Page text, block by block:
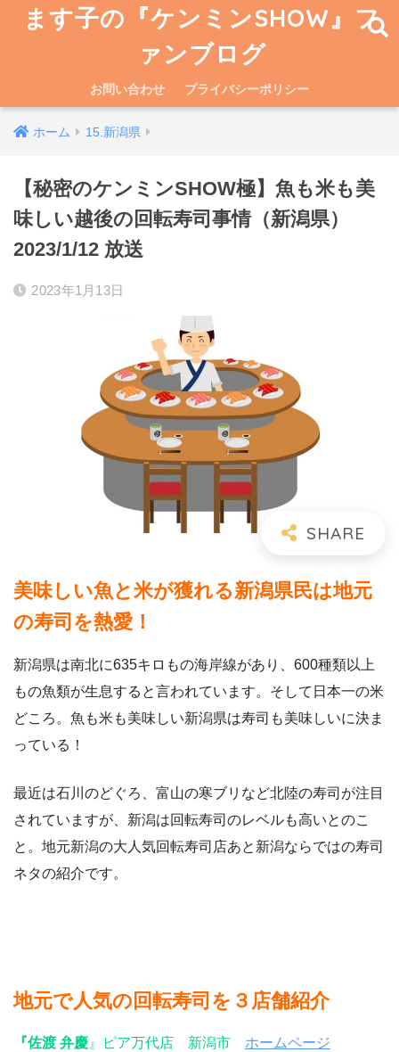
ます子の『ケンミンSHOW』フ
ァンブログ
お問い合わせ プライバシーポリシー
ホーム 15.新潟県
【秘密のケンミンSHOW極】魚も米も美
味しい越後の回転寿司事情（新潟県）
2023/1/12 放送
2023年1月13日
美味しい魚と米が獲れる新潟県民は地元
の寿司を熱愛！
新潟県は南北に635キロもの海岸線があり、600種類以上
もの魚類が生息すると言われています。そして日本一の米
どころ。魚も米も美味しい新潟県は寿司も美味しいに決ま
っている！
最近は石川のどぐろ、富山の寒ブリなど北陸の寿司が注目
されていますが、新潟は回転寿司のレベルも高いとのこ
と。地元新潟の大人気回転寿司店あと新潟ならではの寿司
ネタの紹介です。
地元で人気の回転寿司を３店舗紹介
『佐渡 弁慶』ピア万代店 新潟市 ホームページ